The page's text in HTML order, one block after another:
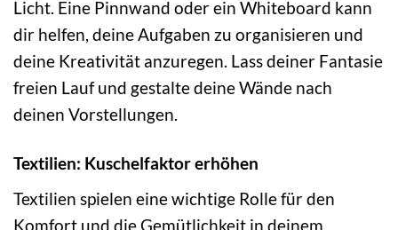
Licht. Eine Pinnwand oder ein Whiteboard kann
dir helfen, deine Aufgaben zu organisieren und
deine Kreativität anzuregen. Lass deiner Fantasie
freien Lauf und gestalte deine Wände nach
deinen Vorstellungen.
Textilien: Kuschelfaktor erhöhen
Textilien spielen eine wichtige Rolle für den
Komfort und die Gemütlichkeit in deinem